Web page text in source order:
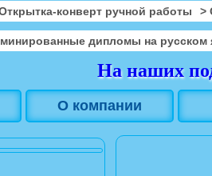
конверт ручной работы >
дипломы на русском
На наших
О компании